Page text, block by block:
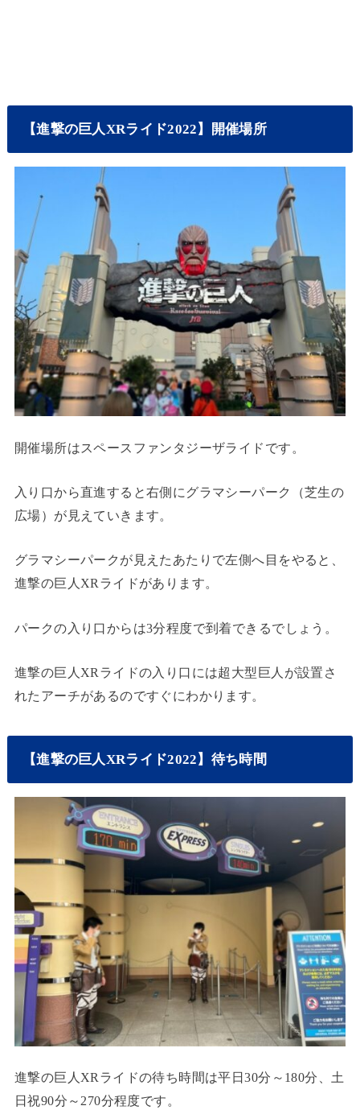
【進撃の巨人XRライド2022】開催場所
開催場所はスペースファンタジーザライドです。
入り口から直進すると右側にグラマシーパーク（芝生の
広場）が見えていきます。
グラマシーパークが見えたあたりで左側へ目をやると、
進撃の巨人XRライドがあります。
パークの入り口からは3分程度で到着できるでしょう。
進撃の巨人XRライドの入り口には超大型巨人が設置さ
れたアーチがあるのですぐにわかります。
【進撃の巨人XRライド2022】待ち時間
進撃の巨人XRライドの待ち時間は平日30分～180分、土
日祝90分～270分程度です。